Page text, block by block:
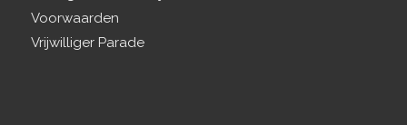
Voorwaarden
Vrijwilliger Parade